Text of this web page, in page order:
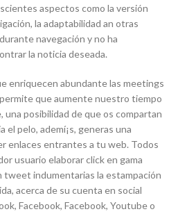
aspectos como la versión
la adaptabilidad an otras
navegación y no ha
la noticia deseada.
enriquecen abundante las meetings
que aumente nuestro tiempo
posibilidad de que os compartan
pelo, ademí¡s, generas una
enlaces entrantes a tu web. Todos
usuario elaborar click en gama
tweet indumentarias la estampación
acerca de su cuenta en social
Facebook, Facebook, Youtube o